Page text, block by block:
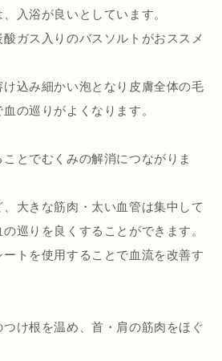
入浴が良いとしています。
ガス入りのバスソルトがおススメ
込み細かい泡となり皮膚全体の毛
の巡りがよくなります。
とでむくみの解消につながりま
大きな筋肉・太い血管は集中して
巡りを良くすることができます。
トを使用することで血流を改善す
け根を温め、首・肩の筋肉をほぐ